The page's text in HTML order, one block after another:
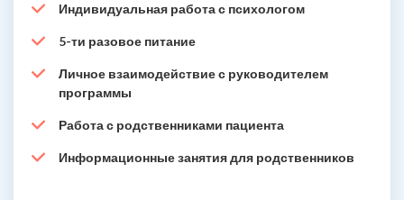
Индивидуальная работа с психологом
5-ти разовое питание
Личное взаимодействие с руководителем
программы
Работа с родственниками пациента
Информационные занятия для родственников